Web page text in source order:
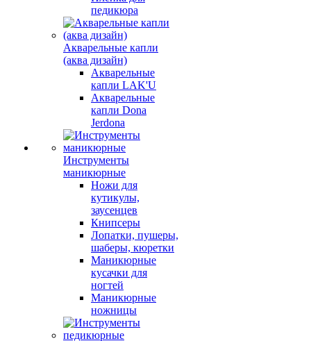
педикюра
Акварельные капли
(аква дизайн)
Акварельные
капли LAK'U
Акварельные
капли Dona
Jerdona
Инструменты
маникюрные
Ножи для
кутикулы,
заусенцев
Книпсеры
Лопатки, пушеры,
шаберы, кюретки
Маникюрные
кусачки для
ногтей
Маникюрные
ножницы